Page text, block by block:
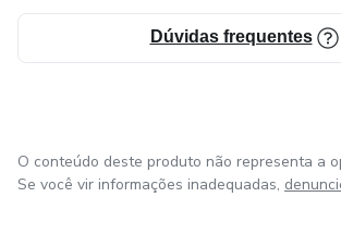
Dúvidas frequentes
O conteúdo deste produto não representa a
Se você vir informações inadequadas,